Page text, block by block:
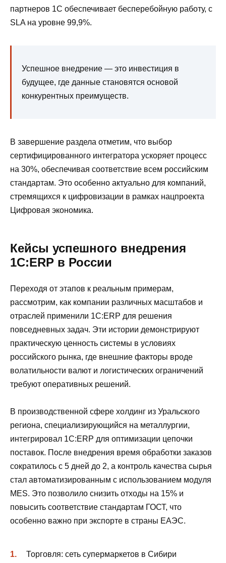
партнеров 1С обеспечивает бесперебойную работу, с
SLA на уровне 99,9%.
Успешное внедрение — это инвестиция в
будущее, где данные становятся основой
конкурентных преимуществ.
В завершение раздела отметим, что выбор
сертифицированного интегратора ускоряет процесс
на 30%, обеспечивая соответствие всем российским
стандартам. Это особенно актуально для компаний,
стремящихся к цифровизации в рамках нацпроекта
Цифровая экономика.
Кейсы успешного внедрения
1С:ERP в России
Переходя от этапов к реальным примерам,
рассмотрим, как компании различных масштабов и
отраслей применили 1С:ERP для решения
повседневных задач. Эти истории демонстрируют
практическую ценность системы в условиях
российского рынка, где внешние факторы вроде
волатильности валют и логистических ограничений
требуют оперативных решений.
В производственной сфере холдинг из Уральского
региона, специализирующийся на металлургии,
интегрировал 1С:ERP для оптимизации цепочки
поставок. После внедрения время обработки заказов
сократилось с 5 дней до 2, а контроль качества сырья
стал автоматизированным с использованием модуля
MES. Это позволило снизить отходы на 15% и
повысить соответствие стандартам ГОСТ, что
особенно важно при экспорте в страны ЕАЭС.
Торговля: сеть супермаркетов в Сибири